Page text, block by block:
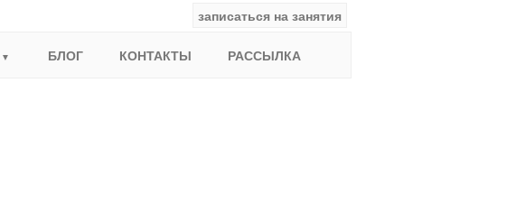
записаться на занятия
БЛОГ КОНТАКТЫ РАССЫЛКА